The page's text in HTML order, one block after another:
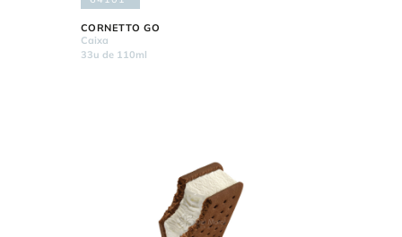
CORNETTO GO
Caixa
33u de 110ml